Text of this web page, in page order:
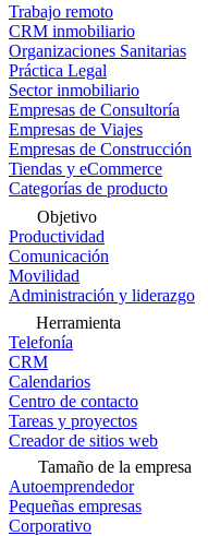
Trabajo remoto
CRM inmobiliario
Organizaciones Sanitarias
Práctica Legal
Sector inmobiliario
Empresas de Consultoría
Empresas de Viajes
Empresas de Construcción
Tiendas y eCommerce
Categorías de producto
Objetivo
Productividad
Comunicación
Movilidad
Administración y liderazgo
Herramienta
Telefonía
CRM
Calendarios
Centro de contacto
Tareas y proyectos
Creador de sitios web
Tamaño de la empresa
Autoemprendedor
Pequeñas empresas
Corporativo